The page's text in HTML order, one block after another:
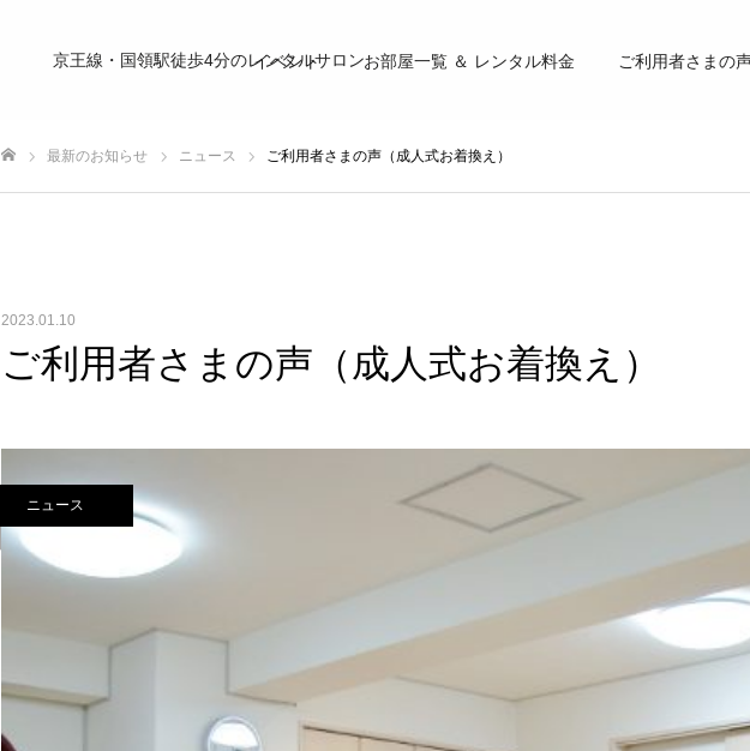
京王線・国領駅徒歩4分のレンタルサロン
イベント お部屋一覧 ＆ レンタル料金 ご利用者さまの
最新のお知らせ ニュース ご利用者さまの声（成人式お着換え）
2023.01.10
ご利用者さまの声（成人式お着換え）
ニュース